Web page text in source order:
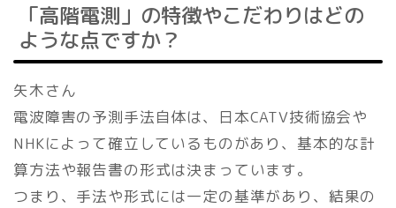
「高階電測」の特徴やこだわりはどの
ような点ですか？
矢木さん
電波障害の予測手法自体は、日本CATV技術協会や
NHKによって確立しているものがあり、基本的な計
算方法や報告書の形式は決まっています。
つまり、手法や形式には一定の基準があり、結果の